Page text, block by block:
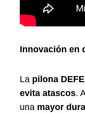
Innovación en
La pilona
evita atascos.
una mayor